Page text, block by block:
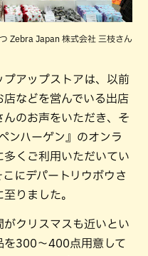
Zebra Japan 株式会社 三枝さん
アップストアは、以前
などを営んでいる出店
のお声をいただき、そ
ンハーゲン』のオンラ
くご利用いただいてい
にデパートリウボウさ
りました。
クリスマスも近いとい
を300〜400点用意して